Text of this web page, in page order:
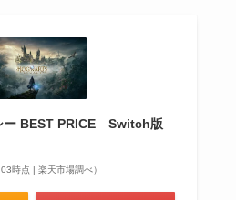
ー BEST PRICE Switch版
時点 | 楽天市場調べ）